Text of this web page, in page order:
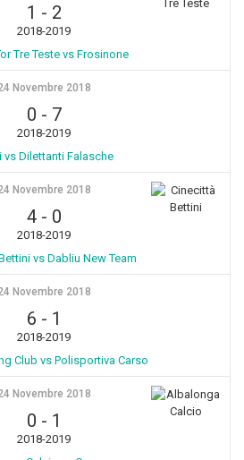
1 - 2
2018-2019
Tre Teste vs Frosinone
Novembre 2018
0 - 7
2018-2019
vs Dilettanti Falasche
Novembre 2018
4- 0
2018-2019
vs Dabliu New Team
Novembre 2018
6 - 1
2018-2019
Club vs Polisportiva Carso
Novembre 2018
0 - 1
2018-2019